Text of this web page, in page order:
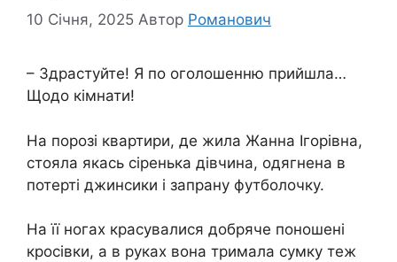
10 Січня, 2025 Автор Романович
– Здрастуйте! Я по оголошенню прийшла…
Щодо кімнати!
На порозі квартири, де жила Жанна Ігорівна,
стояла якась сіренька дівчина, одягнена в
потерті джинсики і запрану футболочку.
На її ногах красувалися добряче поношені
кросівки, а в руках вона тримала сумку теж